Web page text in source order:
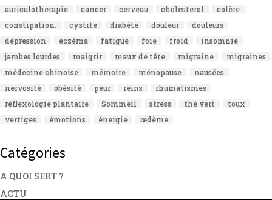
auriculotherapie
cancer cerveau cholesterol
colère
constipation.
cystite diabète douleur
douleurs
dépression
eczéma fatigue foie froid
insomnie
jambes lourdes
maigrir maux de tête migraine
migraines
médecine chinoise
mémoire ménopause
nausées
nervosité
obésité peur reins
rhumatismes
réflexologie plantaire
Sommeil stress thé vert
toux
vertiges
émotions énergie œdème
Catégories
A QUOI SERT ?
ACTU